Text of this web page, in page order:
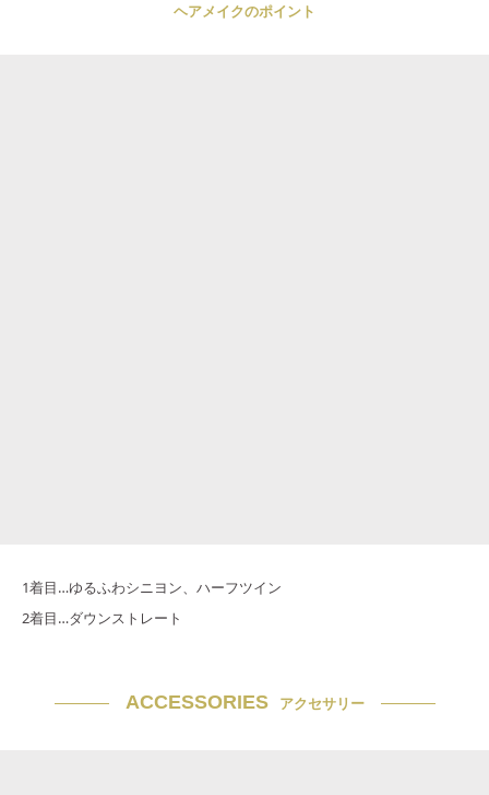
ヘアメイクのポイント
1着目…ゆるふわシニヨン、ハーフツイン
2着目…ダウンストレート
ACCESSORIES アクセサリー